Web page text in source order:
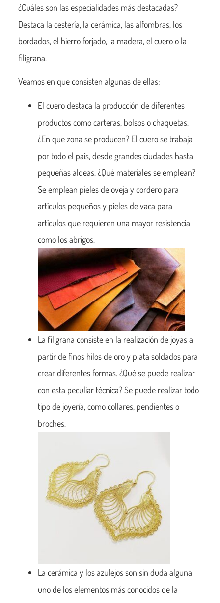
¿Cuáles son las especialidades más destacadas?
Destaca la cestería, la cerámica, las alfombras, los
bordados, el hierro forjado, la madera, el cuero o la
filigrana.
Veamos en que consisten algunas de ellas:
El cuero destaca la producción de diferentes
productos como carteras, bolsos o chaquetas.
¿En que zona se producen? El cuero se trabaja
por todo el país, desde grandes ciudades hasta
pequeñas aldeas. ¿Qué materiales se emplean?
Se emplean pieles de oveja y cordero para
artículos pequeños y pieles de vaca para
artículos que requieren una mayor resistencia
como los abrigos.
La filigrana consiste en la realización de joyas a
partir de finos hilos de oro y plata soldados para
crear diferentes formas. ¿Qué se puede realizar
con esta peculiar técnica? Se puede realizar todo
tipo de joyería, como collares, pendientes o
broches.
La cerámica y los azulejos son sin duda alguna
uno de los elementos más conocidos de la